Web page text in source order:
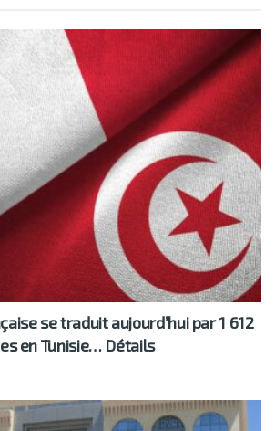
se traduit aujourd’hui par 1 612
en Tunisie… Détails